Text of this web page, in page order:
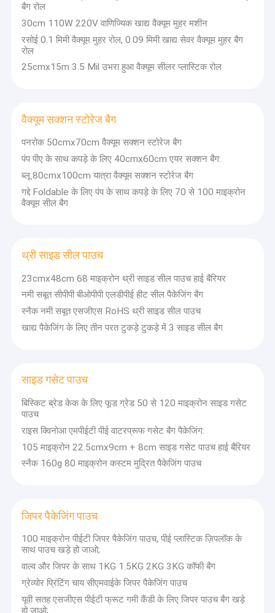
घर
उत्पादों
हमारे बारे में
बैग रोल
30cm 110W 220V वाणिज्यिक खाद्य वैक्यूम मुहर मशीन
रसोई 0.1 मिमी वैक्यूम मुहर रोल, 0.09 मिमी खाद्य सेवर वैक्यूम मुहर बैग
रोल
25cmx15m 3.5 Mil उभरा हुआ वैक्यूम सीलर प्लास्टिक रोल
वैक्यूम सक्शन स्टोरेज बैग
पनरोक 50cmx70cm वैक्यूम सक्शन स्टोरेज बैग
पंप पीए के साथ कपड़े के लिए 40cmx60cm एयर सक्शन बैग:
ब्लू 80cmx100cm यात्रा वैक्यूम सक्शन स्टोरेज बैग
गद्दे Foldable के लिए पंप के साथ कपड़े के लिए 70 से 100 माइक्रोन
वैक्यूम सील बैग
थ्री साइड सील पाउच
23cmx48cm 68 माइक्रोन थ्री साइड सील पाउच हाई बैरियर
नमी सबूत सीपीपी बीओपीपी एलडीपीई हीट सील पैकेजिंग बैग
स्नैक नमी सबूत एसजीएस RoHS थ्री साइड सील पाउच
खाद्य पैकेजिंग के लिए तीन परत टुकड़े टुकड़े में 3 साइड सील बैग
साइड गसेट पाउच
बिस्किट ब्रेड केक के लिए फूड ग्रेड 50 से 120 माइक्रोन साइड गसेट
पाउच
राइस क्विनोआ एमपीईटी पीई वाटरप्रूफ गसेट बैग पैकेजिंग:
105 माइक्रोन 22.5cmx9cm + 8cm साइड गसेट पाउच हाई बैरियर
स्नैक 160g 80 माइक्रोन कस्टम मुद्रित पैकेजिंग पाउच
जिपर पैकेजिंग पाउच
100 माइक्रोन पीईटी जिपर पैकेजिंग पाउच, पीई प्लास्टिक ज़िपलॉक के
साथ पाउच खड़े हो जाओ;
वाल्व और जिपर के साथ 1KG 1.5KG 2KG 3KG कॉफी बैग
ग्रेव्योर प्रिंटिंग चाय सीएमवाईके जिपर पैकेजिंग पाउच
यूवी सतह एसजीएस पीईटी फ्रूट गमी कैंडी के लिए जिपर पाउच बैग खड़े
हो जाओ;
Jiangyin Junnan पैकेजिंग कं, लिमिटेड ईमानदारी के साथ एक पेशेवर व्यापार उद्यम
है। हमारे पास 1998 में स्थापित एक मूल कारखाना है। स्थिर विकास के 20 वर्षों के
बाद,कारखाने में पूर्ण उत्पादन उपकरण और परिपक्व उत्पादन प्रौद्योगिकी हैकंपनी ने
डिजाइन, उत्पादन और बिक्री को एकीकृत करने वाला एक व्यावसायिक पैटर्न बनाया है।
वर्तमान में, इसके पास लगभग 200 निर्माता हैं जिन्होंने दीर्घकालिक और स्थिर सहकारी